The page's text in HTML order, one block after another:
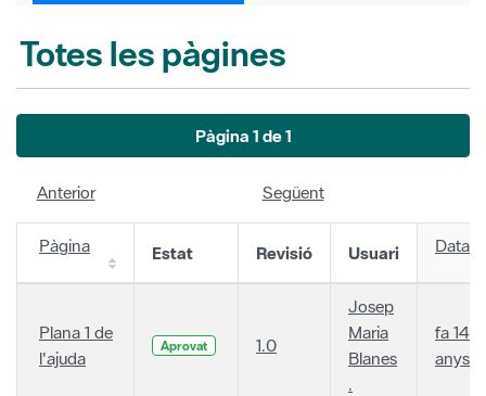
Totes les pàgines
Pàgina 1 de 1
Anterior Següent
Pàgina Estat Revisió Usuari Data
Plana 1 de
l'ajuda
Aprovat 1.0
Josep
Maria
Blanes
.
fa 14
anys